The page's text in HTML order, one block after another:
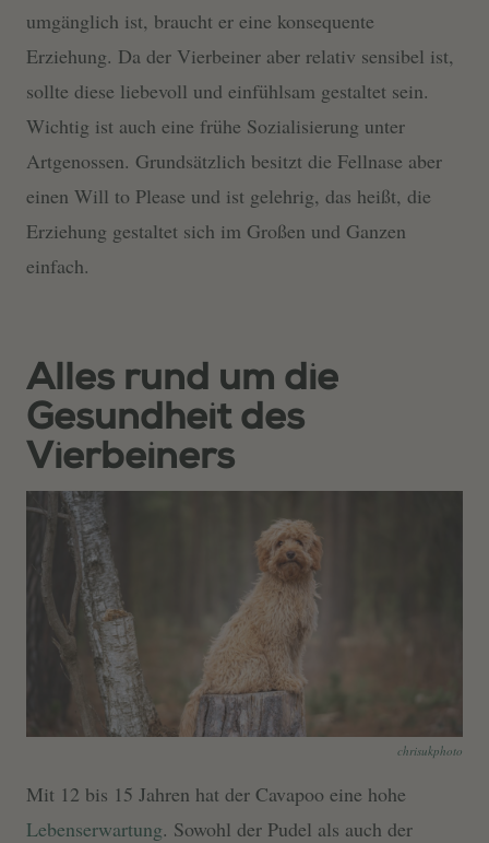
umgänglich ist, braucht er eine konsequente
Erziehung. Da der Vierbeiner aber relativ sensibel ist,
sollte diese liebevoll und einfühlsam gestaltet sein.
Wichtig ist auch eine frühe Sozialisierung unter
Artgenossen. Grundsätzlich besitzt die Fellnase aber
einen Will to Please und ist gelehrig, das heißt, die
Erziehung gestaltet sich im Großen und Ganzen
einfach.
Alles rund um die
Gesundheit des
Vierbeiners
chrisukphoto
Mit 12 bis 15 Jahren hat der Cavapoo eine hohe
Lebenserwartung. Sowohl der Pudel als auch der